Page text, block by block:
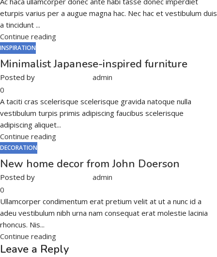
eturpis varius per a augue magna hac. Nec hac et vestibulum duis
a tincidunt ...
Continue reading
INSPIRATION
Minimalist Japanese-inspired furniture
Posted by
admin
0
A taciti cras scelerisque scelerisque gravida natoque nulla
vestibulum turpis primis adipiscing faucibus scelerisque
adipiscing aliquet...
Continue reading
DECORATION
New home decor from John Doerson
Posted by
admin
0
Ullamcorper condimentum erat pretium velit at ut a nunc id a
adeu vestibulum nibh urna nam consequat erat molestie lacinia
rhoncus. Nis...
Continue reading
Leave a Reply